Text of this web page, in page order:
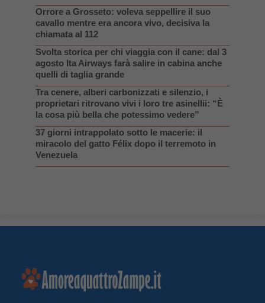
Orrore a Grosseto: voleva seppellire il suo
cavallo mentre era ancora vivo, decisiva la
chiamata al 112
Svolta storica per chi viaggia con il cane: dal 3
agosto Ita Airways farà salire in cabina anche
quelli di taglia grande
Tra cenere, alberi carbonizzati e silenzio, i
proprietari ritrovano vivi i loro tre asinellii: “È
la cosa più bella che potessimo vedere”
37 giorni intrappolato sotto le macerie: il
miracolo del gatto Félix dopo il terremoto in
Venezuela